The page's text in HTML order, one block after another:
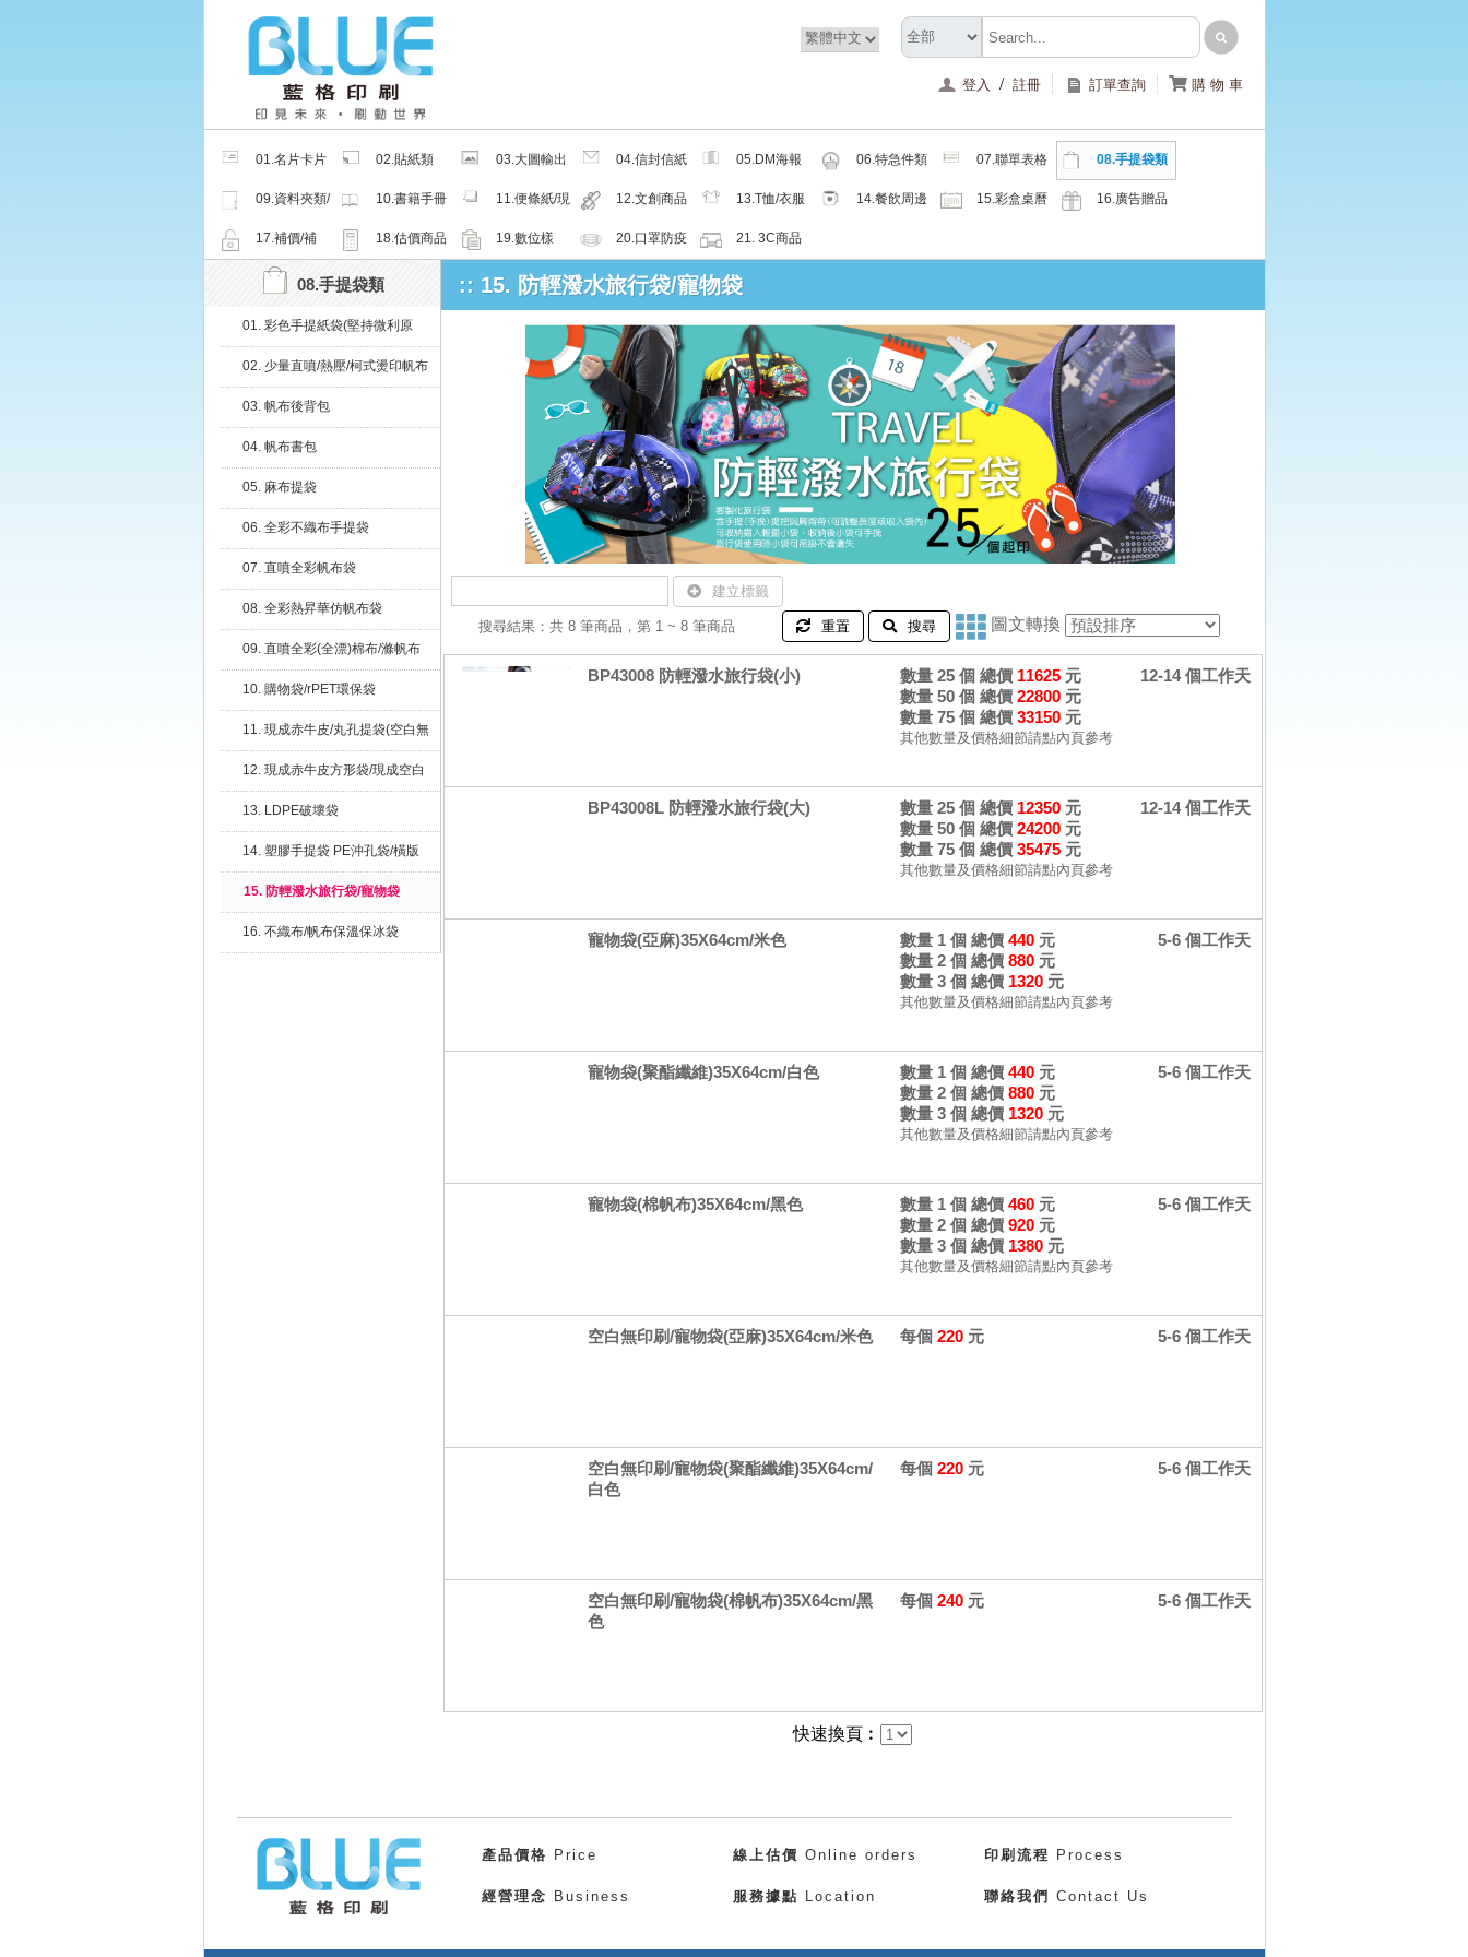
登入 / 註冊 訂單查詢 購 物 車
01.名片卡片
02.貼紙類
03.大圖輸出
04.信封信紙
05.DM海報
06.特急件類
07.聯單表格
08.手提袋類
09.資料夾類/
夾鏈密封袋
10.書籍手冊
11.便條紙/現
成品
12.文創商品
13.T恤/衣服
帽子配件類
14.餐飲周邊
15.彩盒桌曆
16.廣告贈品
17.補價/補
檔/紙樣
18.估價商品 19.數位樣
20.口罩防疫
21. 3C商品
08.手提袋類
01. 彩色手提紙袋(堅持微利原
爭力)
02. 少量直噴/熱壓/柯式燙印帆布
03. 帆布後背包
04. 帆布書包
05. 麻布提袋
06. 全彩不織布手提袋
07. 直噴全彩帆布袋
08. 全彩熱昇華仿帆布袋
09. 直噴全彩(全漂)棉布/滌帆布
10. 購物袋/rPET環保袋
11. 現成赤牛皮/丸孔提袋(空白無
12. 現成赤牛皮方形袋/現成空白
13. LDPE破壞袋
14. 塑膠手提袋 PE沖孔袋/橫版
15. 防輕潑水旅行袋/寵物袋
16. 不織布/帆布保溫保冰袋
:: 15. 防輕潑水旅行袋/寵物袋
建立標籤
搜尋結果：共 8 筆商品，第 1 ~ 8 筆商品 重置 搜尋 圖文轉換
BP43008 防輕潑水旅行袋(小) 數量 25 個 總價 11625元
數量 50 個 總價 22800元
數量 75 個 總價 33150元
其他數量及價格細節請點內頁參考
12-14 個工作天
BP43008L 防輕潑水旅行袋(大) 數量 25 個 總價 12350元
數量 50 個 總價 24200元
數量 75 個 總價 35475元
其他數量及價格細節請點內頁參考
12-14 個工作天
寵物袋(亞麻)35X64cm/米色 數量 1 個 總價 440元
數量 2 個 總價 880元
數量 3 個 總價 1320元
其他數量及價格細節請點內頁參考
5-6 個工作天
寵物袋(聚酯纖維)35X64cm/白色 數量 1 個 總價 440元
數量 2 個 總價 880元
數量 3 個 總價 1320元
其他數量及價格細節請點內頁參考
5-6 個工作天
寵物袋(棉帆布)35X64cm/黑色 數量 1 個 總價 460元
數量 2 個 總價 920元
數量 3 個 總價 1380元
其他數量及價格細節請點內頁參考
5-6 個工作天
空白無印刷/寵物袋(亞麻)35X64cm/米色 每個 220元 5-6 個工作天
空白無印刷/寵物袋(聚酯纖維)35X64cm/
白色
每個 220元 5-6 個工作天
空白無印刷/寵物袋(棉帆布)35X64cm/黑
色
每個 240元 5-6 個工作天
快速換頁︰
產品價格 Price 線上估價 Online orders 印刷流程 Process
經營理念 Business 服務據點 Location 聯絡我們 Contact Us